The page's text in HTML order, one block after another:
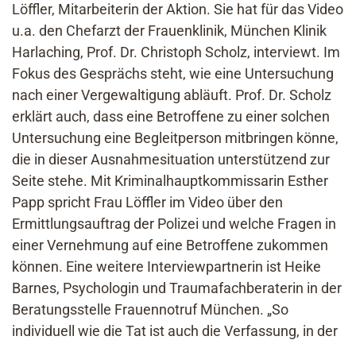
Löffler, Mitarbeiterin der Aktion. Sie hat für das Video
u.a. den Chefarzt der Frauenklinik, München Klinik
Harlaching, Prof. Dr. Christoph Scholz, interviewt. Im
Fokus des Gesprächs steht, wie eine Untersuchung
nach einer Vergewaltigung abläuft. Prof. Dr. Scholz
erklärt auch, dass eine Betroffene zu einer solchen
Untersuchung eine Begleitperson mitbringen könne,
die in dieser Ausnahmesituation unterstützend zur
Seite stehe. Mit Kriminalhauptkommissarin Esther
Papp spricht Frau Löffler im Video über den
Ermittlungsauftrag der Polizei und welche Fragen in
einer Vernehmung auf eine Betroffene zukommen
können. Eine weitere Interviewpartnerin ist Heike
Barnes, Psychologin und Traumafachberaterin in der
Beratungsstelle Frauennotruf München. „So
individuell wie die Tat ist auch die Verfassung, in der